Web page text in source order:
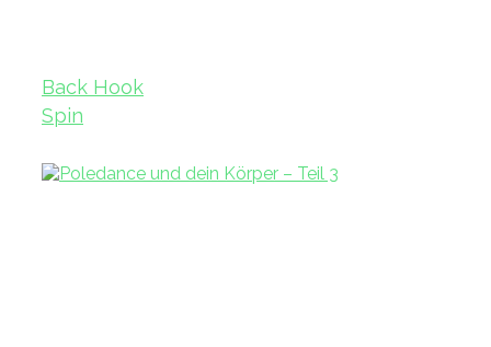
Back Hook
Spin